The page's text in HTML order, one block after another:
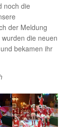
noch die
der Meldung
die neuen
bekamen ihr